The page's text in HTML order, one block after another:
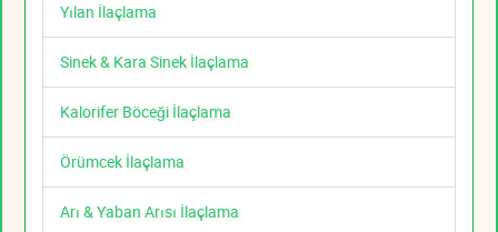
Yılan İlaçlama
Sinek & Kara Sinek İlaçlama
Kalorifer Böceği İlaçlama
Örümcek İlaçlama
Arı & Yaban Arısı İlaçlama